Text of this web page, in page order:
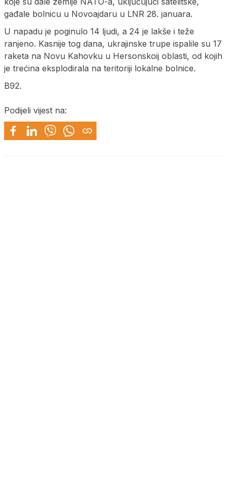
gađale bolnicu u Novoajdaru u LNR 28. januara.
U napadu je poginulo 14 ljudi, a 24 je lakše i teže
ranjeno. Kasnije tog dana, ukrajinske trupe ispalile su 17
raketa na Novu Kahovku u Hersonskoij oblasti, od kojih
je trećina eksplodirala na teritoriji lokalne bolnice.
B92.
Podijeli vijest na: